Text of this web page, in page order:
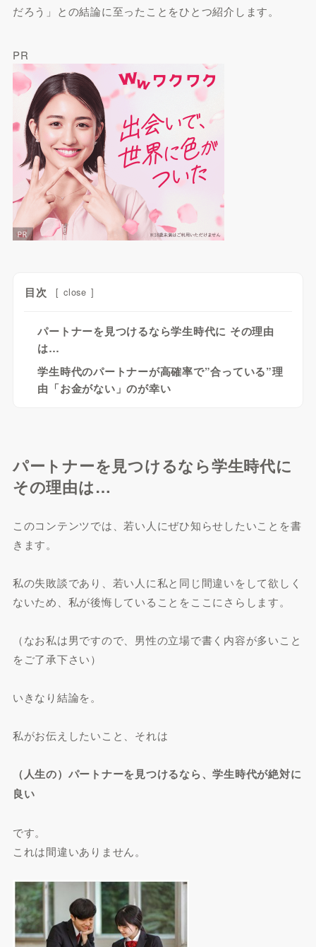
だろう」との結論に至ったことをひとつ紹介します。
PR
目次 [ close ]
パートナーを見つけるなら学生時代に その理由
は…
学生時代のパートナーが高確率で”合っている”理
由「お金がない」のが幸い
パートナーを見つけるなら学生時代に
その理由は…
このコンテンツでは、若い人にぜひ知らせしたいことを書
きます。
私の失敗談であり、若い人に私と同じ間違いをして欲しく
ないため、私が後悔していることをここにさらします。
（なお私は男ですので、男性の立場で書く内容が多いこと
をご了承下さい）
いきなり結論を。
私がお伝えしたいこと、それは
（人生の）パートナーを見つけるなら、学生時代が絶対に
良い
です。
これは間違いありません。